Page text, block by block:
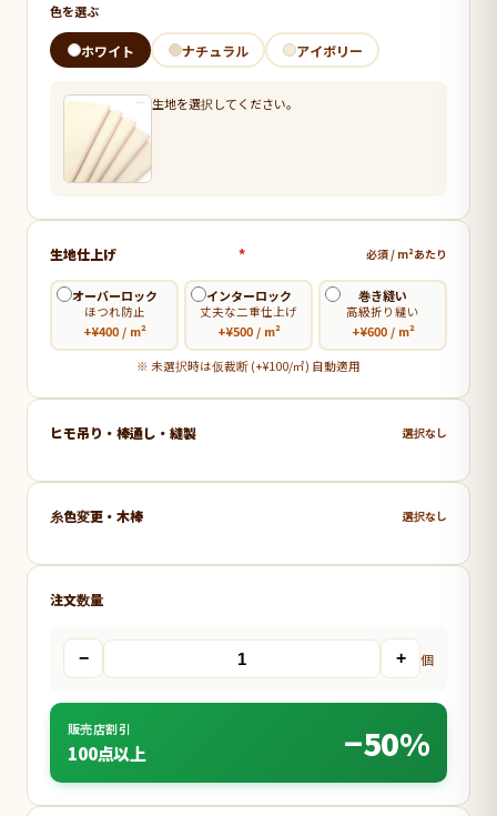
色を選ぶ
ホワイト ナチュラル アイボリー
生地を選択してください。
生地仕上げ * 必須 / m²あたり
オーバーロック
ほつれ防止
+¥400 / m²
インターロック
丈夫な二重仕上げ
+¥500 / m²
巻き縫い
高級折り縫い
+¥600 / m²
※ 未選択時は仮裁断 (+¥100/㎡) 自動適用
ヒモ吊り・棒通し・縫製 選択なし
糸色変更・木棒 選択なし
注文数量
− + 個
販売店割引
100点以上 −50%